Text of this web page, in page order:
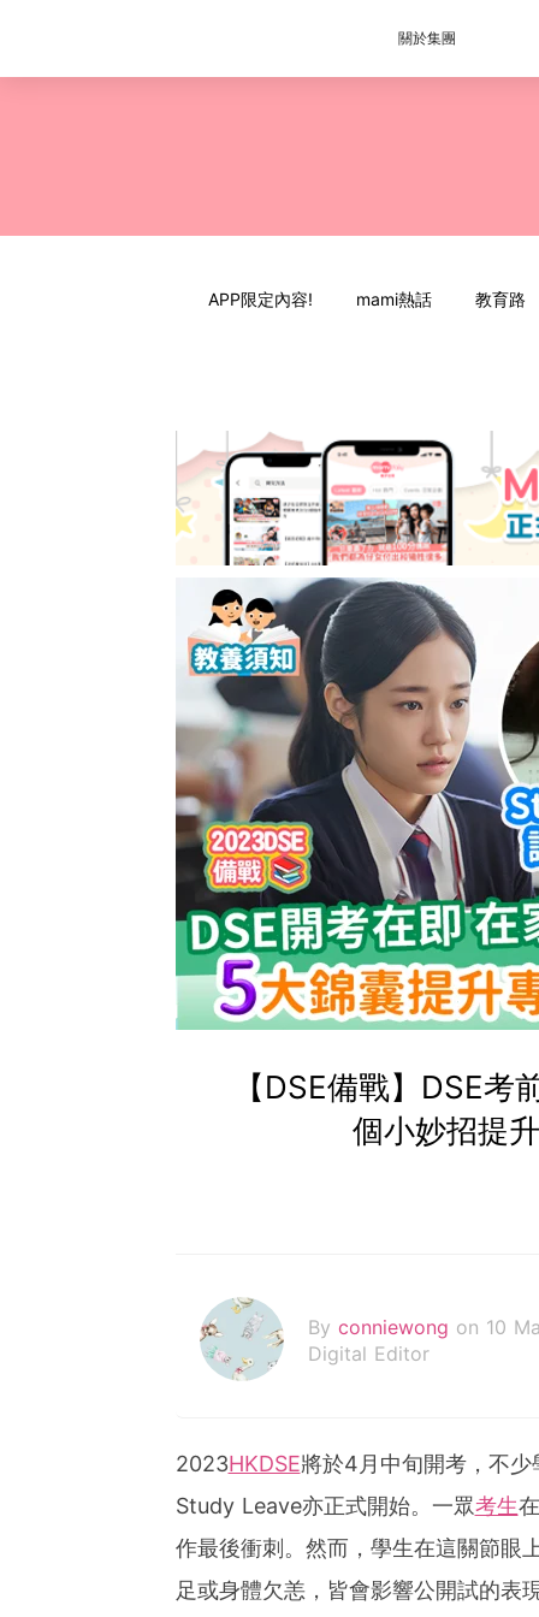
關於集團
APP限定內容! mami熱話 教育路
【DSE備戰】DSE
個小妙招提
By conniewong on 10
Digital Editor
2023HKDSE將於4月中旬開考，不
Study Leave亦正式開始。一眾考生
作最後衝刺。然而，學生在這關節眼
足或身體欠恙，皆會影響公開試的表